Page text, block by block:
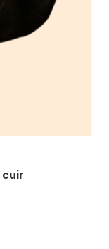
cuir